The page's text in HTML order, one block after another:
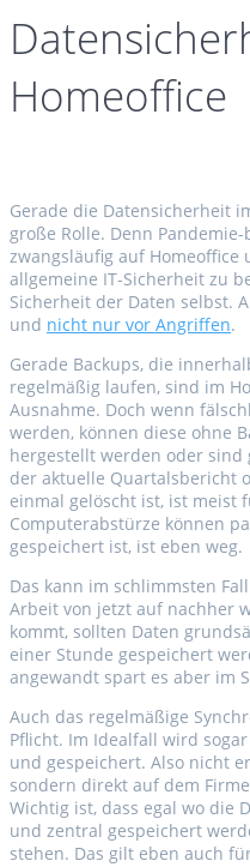
Homeoffice
Gerade die Datensicherheit
große Rolle. Denn
zwangsläufig auf
allgemeine IT-Sicherheit zu
Sicherheit der Daten selbst.
und nicht nur vor Angriffen.
Gerade Backups, die
regelmäßig laufen, sind im
Ausnahme. Doch wenn
werden, können diese ohne
hergestellt werden oder sind
der aktuelle Quartalsbericht
einmal gelöscht ist, ist meist
Computerabstürze können
gespeichert ist, ist eben weg.
Das kann im schlimmsten
Arbeit von jetzt auf nachher
kommt, sollten Daten
einer Stunde gespeichert
angewandt spart es aber im
Auch das regelmäßige
Pflicht. Im Idealfall wird
und gespeichert. Also nicht
sondern direkt auf dem
Wichtig ist, dass egal wo die
und zentral gespeichert
stehen. Das gilt eben auch